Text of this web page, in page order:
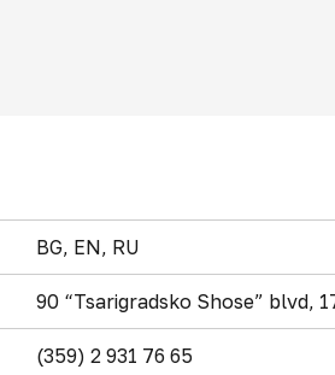
BG, EN, RU
90 “Tsarigradsko Shose” blvd,
(359) 2 931 76 65